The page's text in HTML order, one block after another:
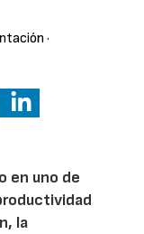
·
en uno de
la